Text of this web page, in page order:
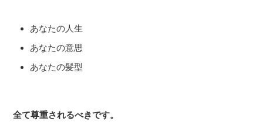
あなたの人生
あなたの意思
あなたの髪型
全て尊重されるべきです。